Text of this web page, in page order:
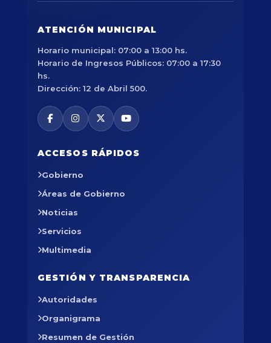
ATENCIÓN MUNICIPAL
Horario municipal: 07:00 a 13:00 hs.
Horario de Ingresos Públicos: 07:00 a 17:30
hs.
Dirección: 12 de Abril 500.
ACCESOS RÁPIDOS
Gobierno
Áreas de Gobierno
Noticias
Servicios
Multimedia
GESTIÓN Y TRANSPARENCIA
Autoridades
Organigrama
Resumen de Gestión